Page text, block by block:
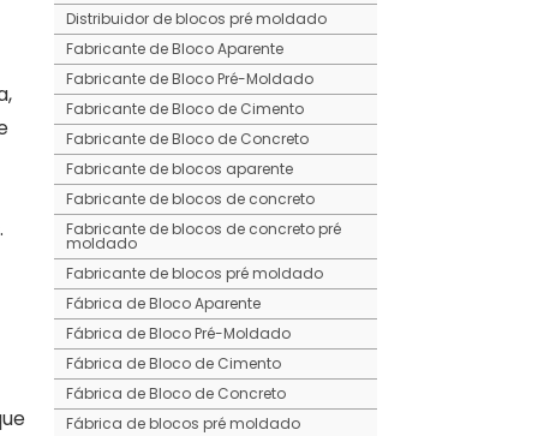
Distribuidor de blocos pré moldado
Fabricante de Bloco Aparente
Fabricante de Bloco Pré-Moldado
Fabricante de Bloco de Cimento
Fabricante de Bloco de Concreto
Fabricante de blocos aparente
Fabricante de blocos de concreto
Fabricante de blocos de concreto pré
moldado
Fabricante de blocos pré moldado
Fábrica de Bloco Aparente
Fábrica de Bloco Pré-Moldado
Fábrica de Bloco de Cimento
Fábrica de Bloco de Concreto
Fábrica de blocos pré moldado